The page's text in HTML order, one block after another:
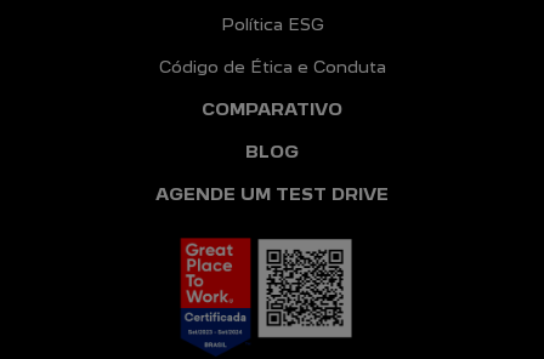
Política ESG
Código de Ética e Conduta
COMPARATIVO
BLOG
AGENDE UM TEST DRIVE